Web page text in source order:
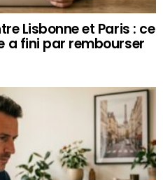
Lisbonne et Paris : ce
a fini par rembourser